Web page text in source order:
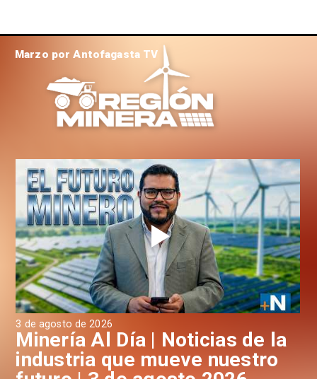
3 de agosto de 2026
Minería Al Día | Noticias de la
industria que mueve nuestro
Marzo por Antofagasta TV